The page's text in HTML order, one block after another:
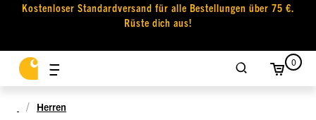
Kostenloser Standardversand für alle Bestellungen über 75 €.
Rüste dich aus!
0
Herren